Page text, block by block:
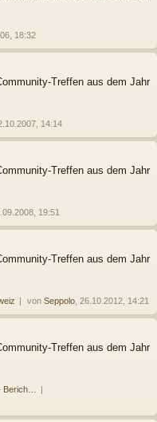
18:32
Treffen aus dem Jahr
14:14
Treffen aus dem Jahr
19:51
Treffen aus dem Jahr
von Seppolo , 26.10.2012, 14:21
Treffen aus dem Jahr
Berich…